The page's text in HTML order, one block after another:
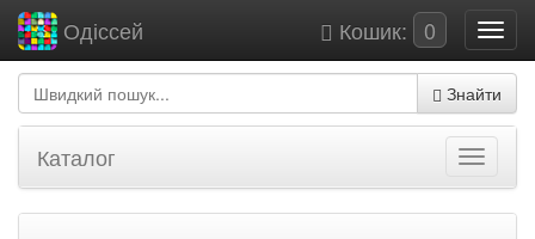
Кошик: 0
Одіссей
Знайти
Каталог